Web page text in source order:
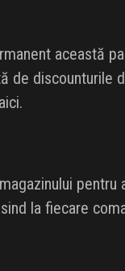
această
de discounturile
pentru
la fiecare